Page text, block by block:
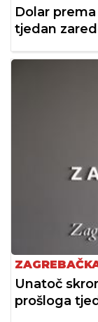
Dolar
tjedan
Unatoč
prošloga